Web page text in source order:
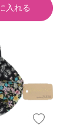
入れる